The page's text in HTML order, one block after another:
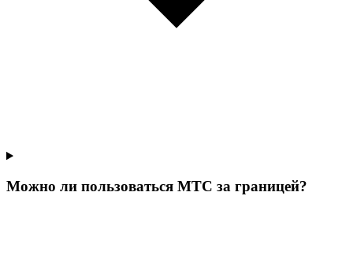
Можно ли пользоваться МТС за границей?